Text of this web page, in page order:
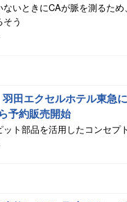
いときにCAが脈を測るため
う
田エクセルホテル東急
予約販売開始
ト部品を活用したコンセプ